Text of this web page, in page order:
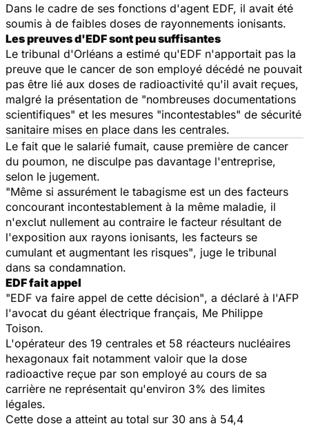
Dans le cadre de ses fonctions d'agent EDF, il avait été
soumis à de faibles doses de rayonnements ionisants.
Les preuves d'EDF sont peu suffisantes
Le tribunal d'Orléans a estimé qu'EDF n'apportait pas la
preuve que le cancer de son employé décédé ne pouvait
pas être lié aux doses de radioactivité qu'il avait reçues,
malgré la présentation de "nombreuses documentations
scientifiques" et les mesures "incontestables" de sécurité
sanitaire mises en place dans les centrales.
Le fait que le salarié fumait, cause première de cancer
du poumon, ne disculpe pas davantage l'entreprise,
selon le jugement.
"Même si assurément le tabagisme est un des facteurs
concourant incontestablement à la même maladie, il
n'exclut nullement au contraire le facteur résultant de
l'exposition aux rayons ionisants, les facteurs se
cumulant et augmentant les risques", juge le tribunal
dans sa condamnation.
EDF fait appel
"EDF va faire appel de cette décision", a déclaré à l'AFP
l'avocat du géant électrique français, Me Philippe
Toison.
L'opérateur des 19 centrales et 58 réacteurs nucléaires
hexagonaux fait notamment valoir que la dose
radioactive reçue par son employé au cours de sa
carrière ne représentait qu'environ 3% des limites
légales.
Cette dose a atteint au total sur 30 ans à 54,4